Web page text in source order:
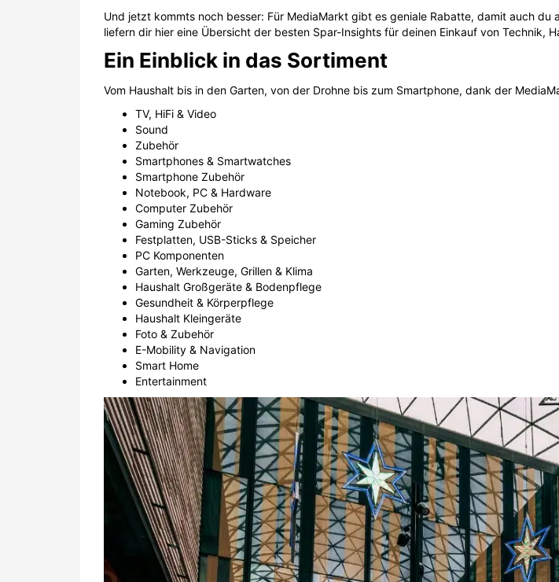
Und jetzt kommts noch besser: Für MediaMarkt gibt es geniale Rabatte, damit auch
liefern dir hier eine Übersicht der besten Spar-Insights für deinen Einkauf von Technik,
Ein Einblick in das Sortiment
Vom Haushalt bis in den Garten, von der Drohne bis zum Smartphone, dank der
TV, HiFi & Video
Sound
Zubehör
Smartphones & Smartwatches
Smartphone Zubehör
Notebook, PC & Hardware
Computer Zubehör
Gaming Zubehör
Festplatten, USB-Sticks & Speicher
PC Komponenten
Garten, Werkzeuge, Grillen & Klima
Haushalt Großgeräte & Bodenpflege
Gesundheit & Körperpflege
Haushalt Kleingeräte
Foto & Zubehör
E-Mobility & Navigation
Smart Home
Entertainment